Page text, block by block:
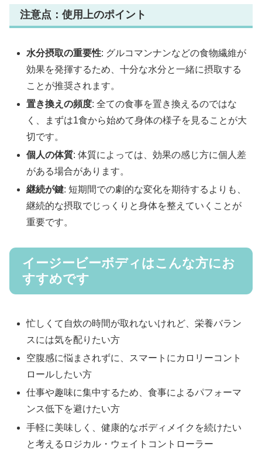
注意点：使用上のポイント
水分摂取の重要性: グルコマンナンなどの食物繊維が
効果を発揮するため、十分な水分と一緒に摂取する
ことが推奨されます。
置き換えの頻度: 全ての食事を置き換えるのではな
く、まずは1食から始めて身体の様子を見ることが大
切です。
個人の体質: 体質によっては、効果の感じ方に個人差
がある場合があります。
継続が鍵: 短期間での劇的な変化を期待するよりも、
継続的な摂取でじっくりと身体を整えていくことが
重要です。
イージービーボディはこんな方にお
すすめです
忙しくて自炊の時間が取れないけれど、栄養バラン
スには気を配りたい方
空腹感に悩まされずに、スマートにカロリーコント
ロールしたい方
仕事や趣味に集中するため、食事によるパフォーマ
ンス低下を避けたい方
手軽に美味しく、健康的なボディメイクを続けたい
と考えるロジカル・ウェイトコントローラー